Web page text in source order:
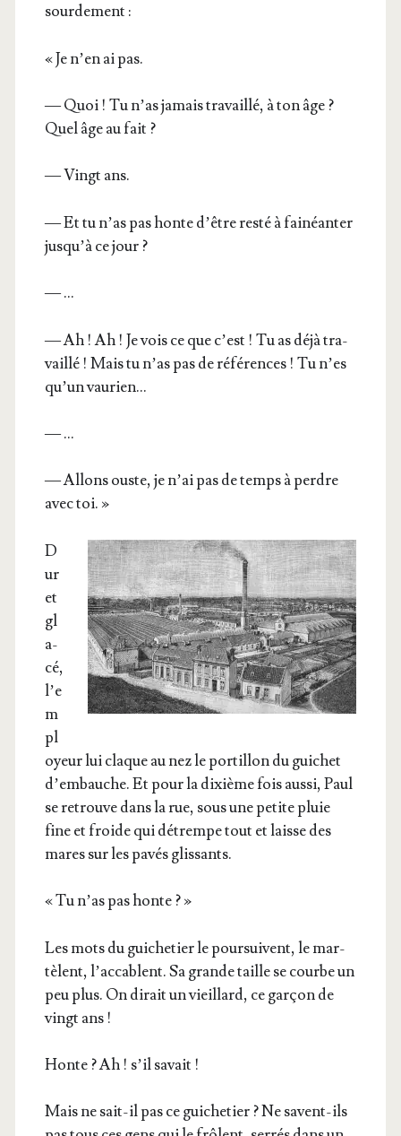
sourdement :
« Je n’en ai pas.
— Quoi ! Tu n’as jamais tra­vaillé, à ton âge ?
Quel âge au fait ?
— Vingt ans.
— Et tu n’as pas honte d’être res­té à fai­néan­ter
jus­qu’à ce jour ?
— …
— Ah ! Ah ! Je vois ce que c’est ! Tu as déjà tra­
vaillé ! Mais tu n’as pas de réfé­rences ! Tu n’es
qu’un vaurien…
— …
— Allons ouste, je n’ai pas de temps à perdre
avec toi. »
D
ur
et
gl
a­
cé,
l’e
m
pl
oyeur lui claque au nez le por­tillon du gui­chet
d’embauche. Et pour la dixième fois aus­si, Paul
se retrouve dans la rue, sous une petite pluie
fine et froide qui détrempe tout et laisse des
mares sur les pavés glissants.
« Tu n’as pas honte ? »
Les mots du gui­che­tier le pour­suivent, le mar­
tèlent, l’ac­cablent. Sa grande taille se courbe un
peu plus. On dirait un vieillard, ce gar­çon de
vingt ans !
Honte ? Ah ! s’il savait !
Mais ne sait-il pas ce gui­che­tier ? Ne savent-ils